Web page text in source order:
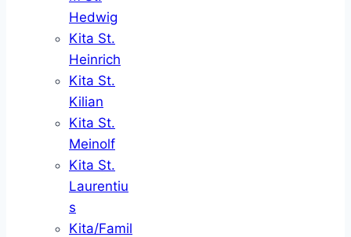
Hedwig
Kita St.
Heinrich
Kita St.
Kilian
Kita St.
Meinolf
Kita St.
Laurentiu
s
Kita/Famil